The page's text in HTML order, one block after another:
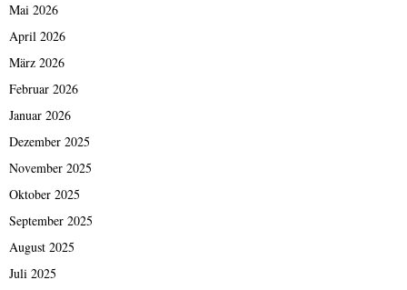
Mai 2026
April 2026
März 2026
Februar 2026
Januar 2026
Dezember 2025
November 2025
Oktober 2025
September 2025
August 2025
Juli 2025